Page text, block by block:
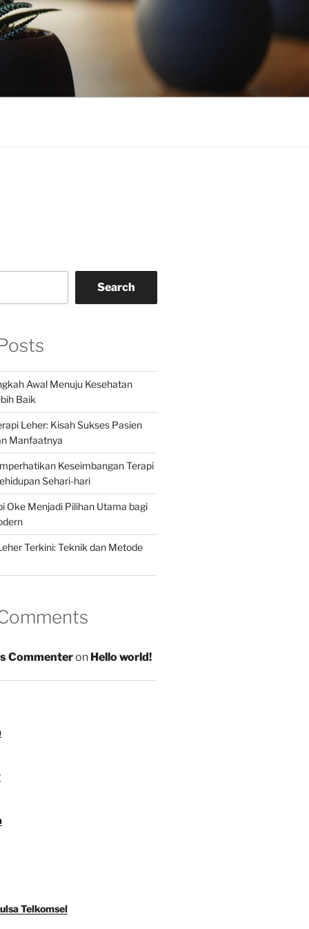
Search
Awal Menuju Kesehatan
Baik
Leher: Kisah Sukses Pasien
Manfaatnya
Keseimbangan Terapi
Sehari-hari
Oke Menjadi Pilihan Utama bagi
Terkini: Teknik dan Metode
Commenteron Hello world!
Telkomsel